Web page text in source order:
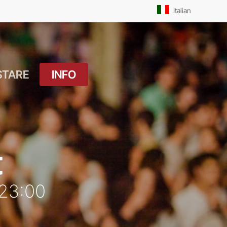
Italian
Drink
OUTDOOR
Il Molo
Pista Ciclabile
INFO
Orari Messe: Feriale
Orari Messe:
Prefestivo
Orari Messe: Festivo